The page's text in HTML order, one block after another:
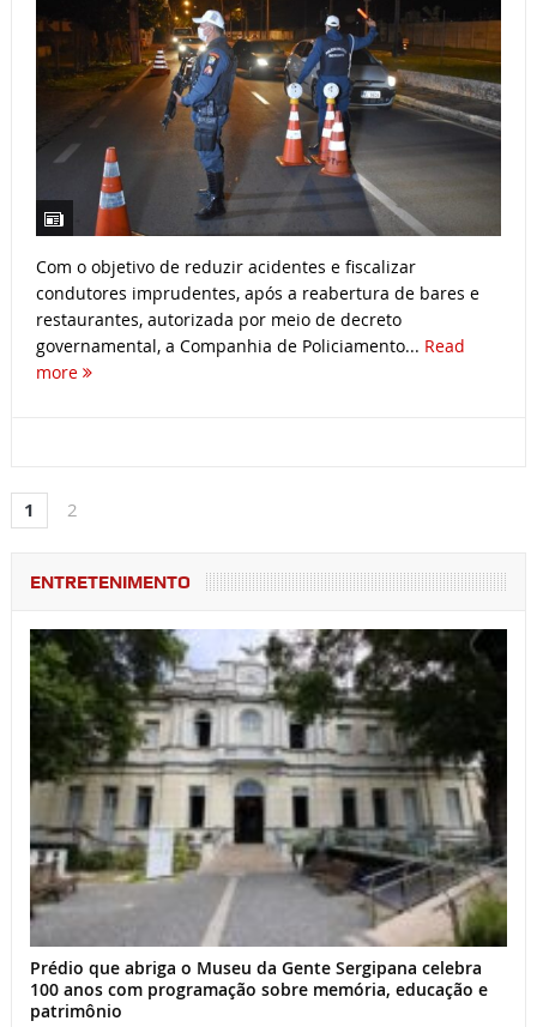
Com o objetivo de reduzir acidentes e fiscalizar
condutores imprudentes, após a reabertura de bares e
restaurantes, autorizada por meio de decreto
governamental, a Companhia de Policiamento... Read
more
1 2
ENTRETENIMENTO
Prédio que abriga o Museu da Gente Sergipana celebra
100 anos com programação sobre memória, educação e
patrimônio